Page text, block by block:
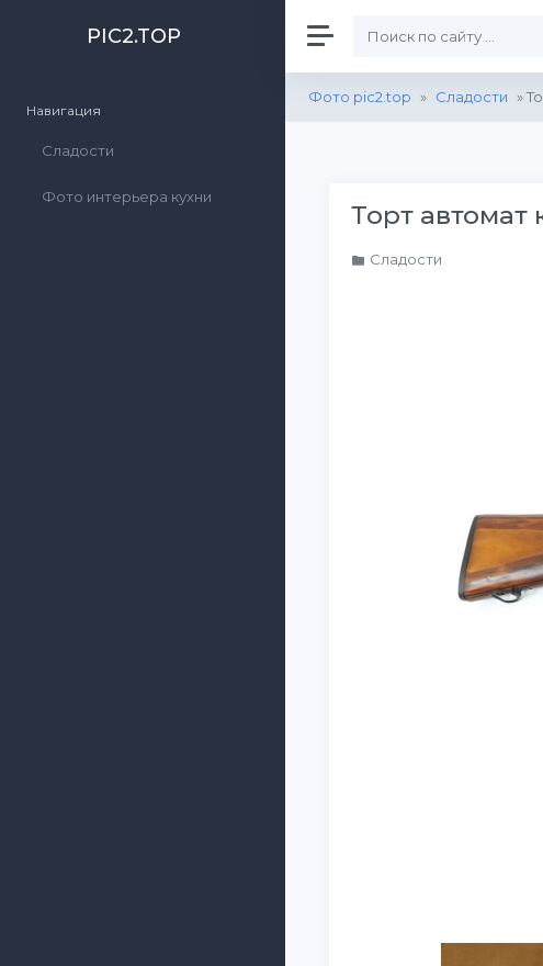
PIC2.TOP
Навигация
Сладости
Фото интерьера кухни
Фото pic2.top » Сладости »
Торт автомат
Сладости